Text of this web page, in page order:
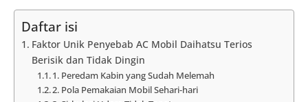
Daftar isi
Faktor Unik Penyebab AC Mobil Daihatsu Terios
Berisik dan Tidak Dingin
1. Peredam Kabin yang Sudah Melemah
2. Pola Pemakaian Mobil Sehari-hari